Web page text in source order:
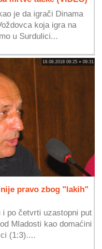
je da igrači Dinama
koja igra na
u Surdulici...
16.08.2018 09:25 » 09:31
pravo zbog "lakih"
i po četvrti uzastopni put
Mladosti kao domaćini
(1:3)....